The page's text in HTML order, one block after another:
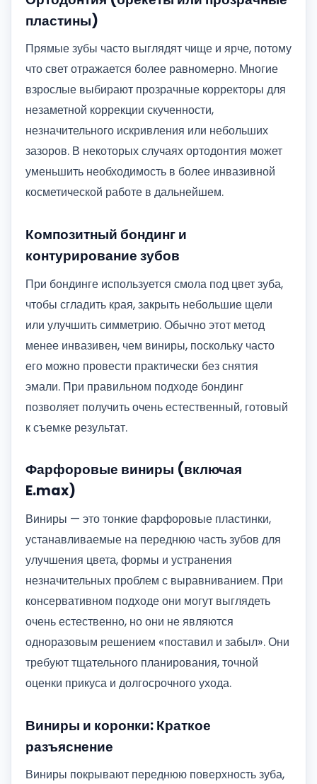
пластины)
Прямые зубы часто выглядят чище и ярче, потому
что свет отражается более равномерно. Многие
взрослые выбирают прозрачные корректоры для
незаметной коррекции скученности,
незначительного искривления или небольших
зазоров. В некоторых случаях ортодонтия может
уменьшить необходимость в более инвазивной
косметической работе в дальнейшем.
Композитный бондинг и
контурирование зубов
При бондинге используется смола под цвет зуба,
чтобы сгладить края, закрыть небольшие щели
или улучшить симметрию. Обычно этот метод
менее инвазивен, чем виниры, поскольку часто
его можно провести практически без снятия
эмали. При правильном подходе бондинг
позволяет получить очень естественный, готовый
к съемке результат.
Фарфоровые виниры (включая
E.max)
Виниры — это тонкие фарфоровые пластинки,
устанавливаемые на переднюю часть зубов для
улучшения цвета, формы и устранения
незначительных проблем с выравниванием. При
консервативном подходе они могут выглядеть
очень естественно, но они не являются
одноразовым решением «поставил и забыл». Они
требуют тщательного планирования, точной
оценки прикуса и долгосрочного ухода.
Виниры и коронки: Краткое
разъяснение
Виниры покрывают переднюю поверхность зуба,